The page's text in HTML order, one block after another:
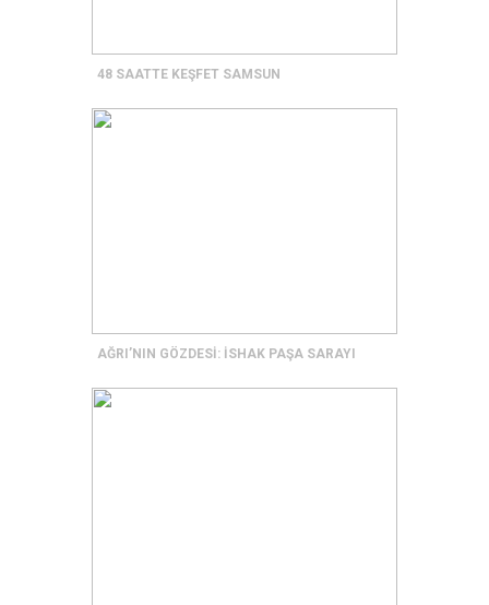
48 SAATTE KEŞFET SAMSUN
AĞRI’NIN GÖZDESİ: İSHAK PAŞA SARAYI